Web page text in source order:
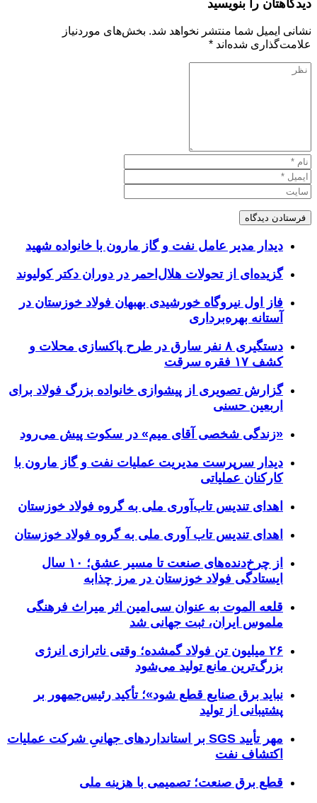
دیدگاهتان را بنویسید
نشانی ایمیل شما منتشر نخواهد شد. بخش‌های موردنیاز
علامت‌گذاری شده‌اند *
دیدار مدیر عامل نفت و گاز مارون با خانواده شهید
گزیده‌ای از تحولات هلال‌احمر در دوران دکتر کولیوند
فاز اول نیروگاه خورشیدی بهبهان فولاد خوزستان در
آستانه بهره‌برداری
دستگیری ۸ نفر سارق در طرح پاکسازی محلات و
کشف ۱۷ فقره سرقت
گزارش تصویری از پیشوازی خانواده بزرگ فولاد برای
اربعین حسنی
«زندگی شخصی آقای میم» در سکوت پیش می‌رود
دیدار سرپرست مدیریت عملیات نفت و گاز مارون با
کارکنان عملیاتی
اهدای تندیس تاب‌آوری ملی به گروه فولاد خوزستان
اهدای تندیس تاب آوری ملی به گروه فولاد خوزستان
از چرخ‌دنده‌های صنعت تا مسیر عشق؛ ۱۰ سال
ایستادگی فولاد خوزستان در مرز چذابه
قلعه الموت به عنوان سی‌امین اثر میراث‌ فرهنگی
ملموس ایران، ثبت جهانی شد
۲۶ میلیون تن فولاد گمشده؛ وقتی ناترازی انرژی
بزرگ‌ترین مانع تولید می‌شود
نباید برق صنایع قطع شود»؛ تأکید رئیس‌جمهور بر
پشتیبانی از تولید
مهر تأیید SGS بر استانداردهای جهانیِ شرکت عملیات
اکتشاف نفت
قطع برق صنعت؛ تصمیمی با هزینه ملی